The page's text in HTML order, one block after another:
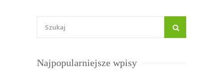
Najpopularniejsze wpisy